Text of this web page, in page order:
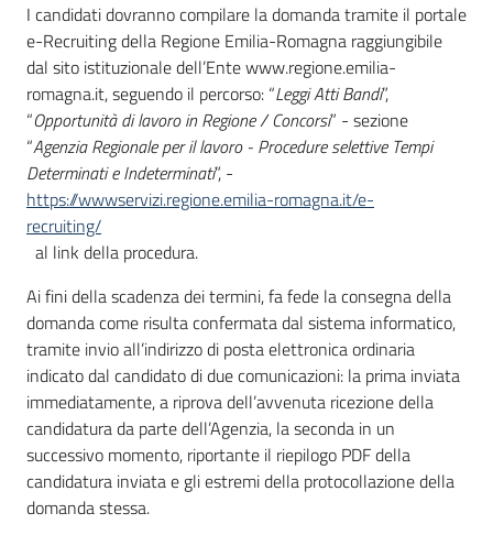
I candidati dovranno compilare la domanda tramite il portale
e-Recruiting della Regione Emilia-Romagna raggiungibile
dal sito istituzionale dell’Ente www.regione.emilia-
romagna.it, seguendo il percorso: “Leggi Atti Bandi”,
“Opportunità di lavoro in Regione / Concorsi” - sezione
“Agenzia Regionale per il lavoro - Procedure selettive Tempi
Determinati e Indeterminati”, -
https://wwwservizi.regione.emilia-romagna.it/e-
recruiting/
al link della procedura.
Ai fini della scadenza dei termini, fa fede la consegna della
domanda come risulta confermata dal sistema informatico,
tramite invio all’indirizzo di posta elettronica ordinaria
indicato dal candidato di due comunicazioni: la prima inviata
immediatamente, a riprova dell’avvenuta ricezione della
candidatura da parte dell’Agenzia, la seconda in un
successivo momento, riportante il riepilogo PDF della
candidatura inviata e gli estremi della protocollazione della
domanda stessa.